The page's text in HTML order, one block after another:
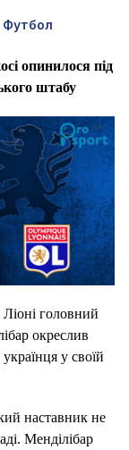
Футбол
опинилося під
штабу
головний
окреслив
у своїй
наставник не
Менділібар